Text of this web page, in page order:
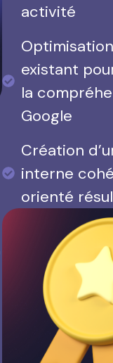
activité
existant
la
Google
Création
interne
orienté